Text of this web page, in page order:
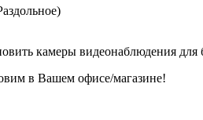
камеры видеонаблюдения
в Вашем офисе/магазине!